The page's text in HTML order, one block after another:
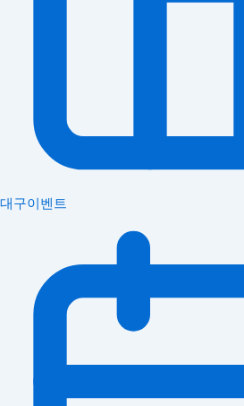
대구이벤트